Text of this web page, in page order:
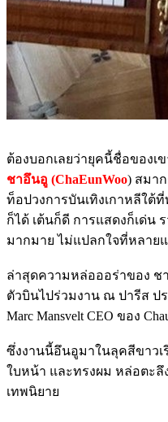
ต้องบอกเลยว่ายุคนี้ชื่อของเ
ชาอึนอู (ChaEunWoo) สมา
ท็อปวงการบันเทิงเกาหลีใต้
ก็ได้ เต้นก็ดี การแสดงก็เด่น
มากมาย ไม่แปลกใจที่หลาย
ล่าสุดความหล่อออร่าของ ช
ตัวบินไปร่วมงาน ณ ปารีส ปร
Marc Mansvelt CEO ของ
ซึ่งงานนี้อึนอูมาในลุคสีขาว
ใบหน้า และทรงผม หล่อตะ
เทพนิยาย